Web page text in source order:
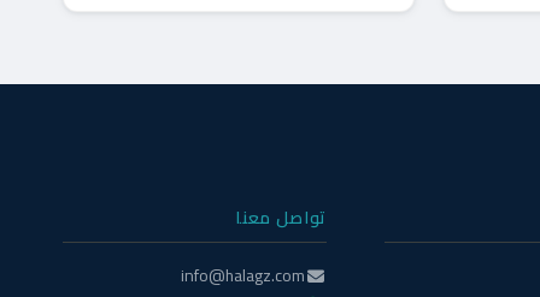
تواصل معنا
info@halagz.com